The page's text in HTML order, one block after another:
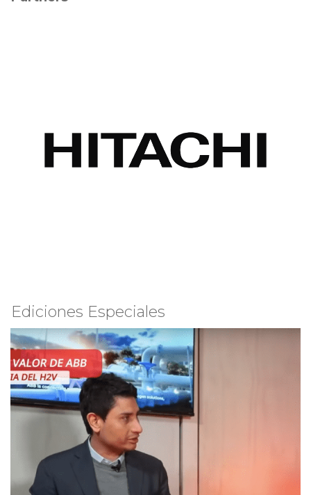
Ediciones Especiales